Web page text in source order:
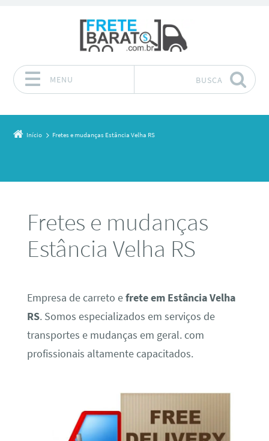
MENU BUSCA
Início Fretes e mudanças Estância Velha RS
Fretes e mudanças
Estância Velha RS
Empresa de carreto efrete em Estância Velha
RS. Somos especializados em serviços de
transportes e mudanças em geral. com
profissionais altamente capacitados.